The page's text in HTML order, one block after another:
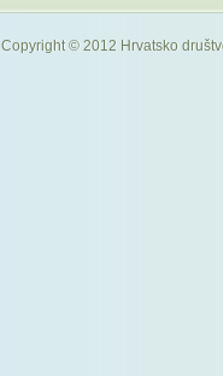
Copyright © 2012 Hrvatsko